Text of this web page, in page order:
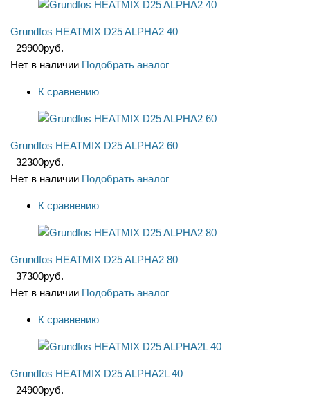
Grundfos HEATMIX D25 ALPHA2 40
29900руб.
Нет в наличии Подобрать аналог
К сравнению
Grundfos HEATMIX D25 ALPHA2 60
32300руб.
Нет в наличии Подобрать аналог
К сравнению
Grundfos HEATMIX D25 ALPHA2 80
37300руб.
Нет в наличии Подобрать аналог
К сравнению
Grundfos HEATMIX D25 ALPHA2L 40
24900руб.